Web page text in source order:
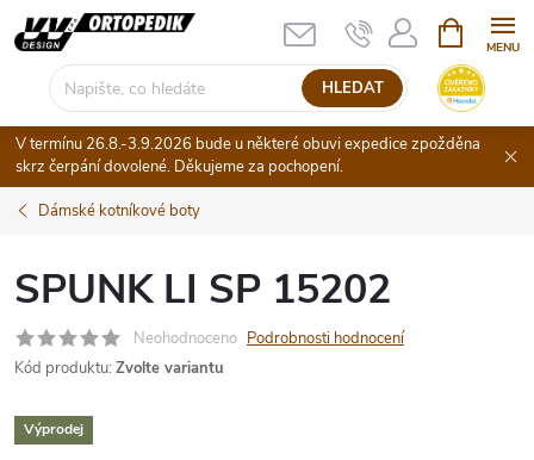
Přejít
na
HLEDAT
NÁKUPNÍ
KOŠÍK
V termínu 26.8.-3.9.2026 bude u některé obuvi expedice zpožděna
skrz čerpání dovolené. Děkujeme za pochopení.
Dámské kotníkové boty
SPUNK LI SP 15202
Neohodnoceno Podrobnosti hodnocení
Kód produktu: Zvolte variantu
Výprodej